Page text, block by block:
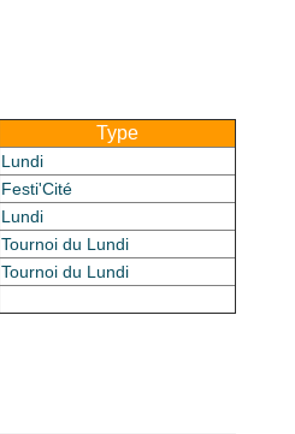
Type
Lundi
Festi'Cité
Lundi
Tournoi du Lundi
Tournoi du Lundi